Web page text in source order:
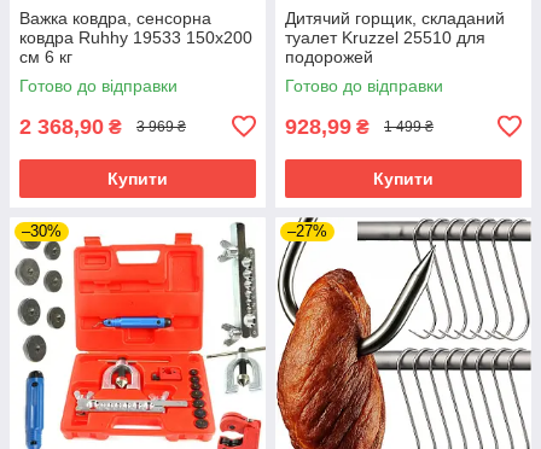
Важка ковдра, сенсорна
ковдра Ruhhy 19533 150х200
см 6 кг
Готово до відправки
2 368,90 ₴ 3 969 ₴
Купити
Дитячий горщик, складаний
туалет Kruzzel 25510 для
подорожей
Готово до відправки
928,99 ₴ 1 499 ₴
Купити
–30% –27%